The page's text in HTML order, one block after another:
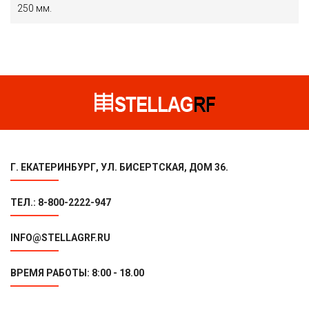
250 мм.
Г. ЕКАТЕРИНБУРГ, УЛ. БИСЕРТСКАЯ, ДОМ 36.
ТЕЛ.: 8-800-2222-947
INFO@STELLAGRF.RU
ВРЕМЯ РАБОТЫ: 8:00 - 18.00